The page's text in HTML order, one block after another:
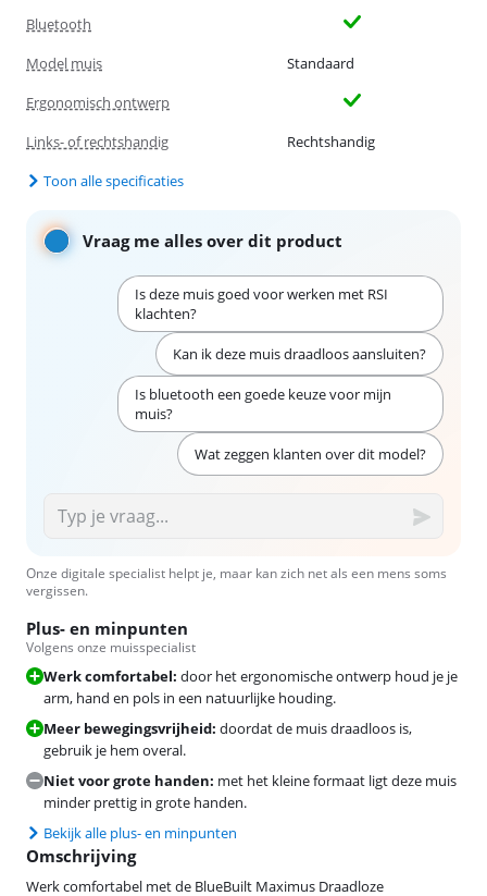
Bluetooth
Model muis
Standaard
Ergonomisch ontwerp
Links- of rechtshandig
Rechtshandig
Toon alle specificaties
Vraag me alles over dit product
Is deze muis goed voor werken met RSI
klachten?
Kan ik deze muis draadloos aansluiten?
Is bluetooth een goede keuze voor mijn
muis?
Wat zeggen klanten over dit model?
Onze digitale specialist helpt je, maar kan zich net als een mens soms
vergissen.
Plus- en minpunten
Volgens onze muisspecialist
Werk comfortabel: door het ergonomische ontwerp houd je je
arm, hand en pols in een natuurlijke houding.
Meer bewegingsvrijheid: doordat de muis draadloos is,
gebruik je hem overal.
Niet voor grote handen: met het kleine formaat ligt deze muis
minder prettig in grote handen.
Bekijk alle plus- en minpunten
Omschrijving
Werk comfortabel met de BlueBuilt Maximus Draadloze